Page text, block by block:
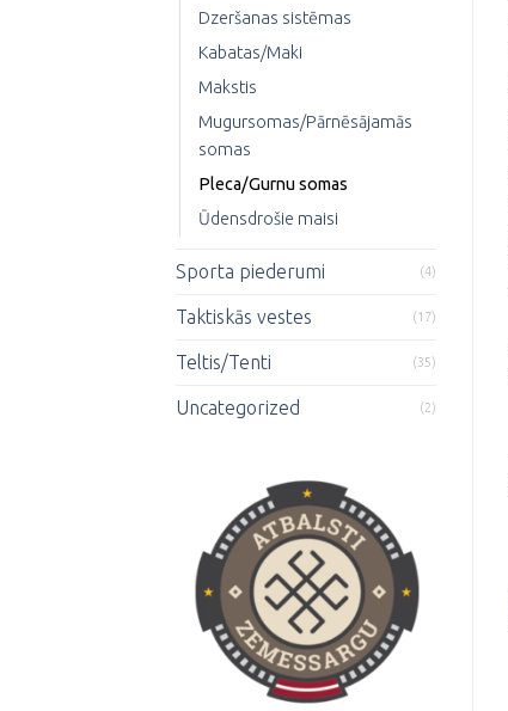
Dzeršanas sistēmas
Kabatas/Maki
Makstis
Mugursomas/Pārnēsājamās
somas
Pleca/Gurnu somas
Ūdensdrošie maisi
Sporta piederumi (4)
Taktiskās vestes (17)
Teltis/Tenti (35)
Uncategorized (2)
Pievienot
vēlmju
sarakstam